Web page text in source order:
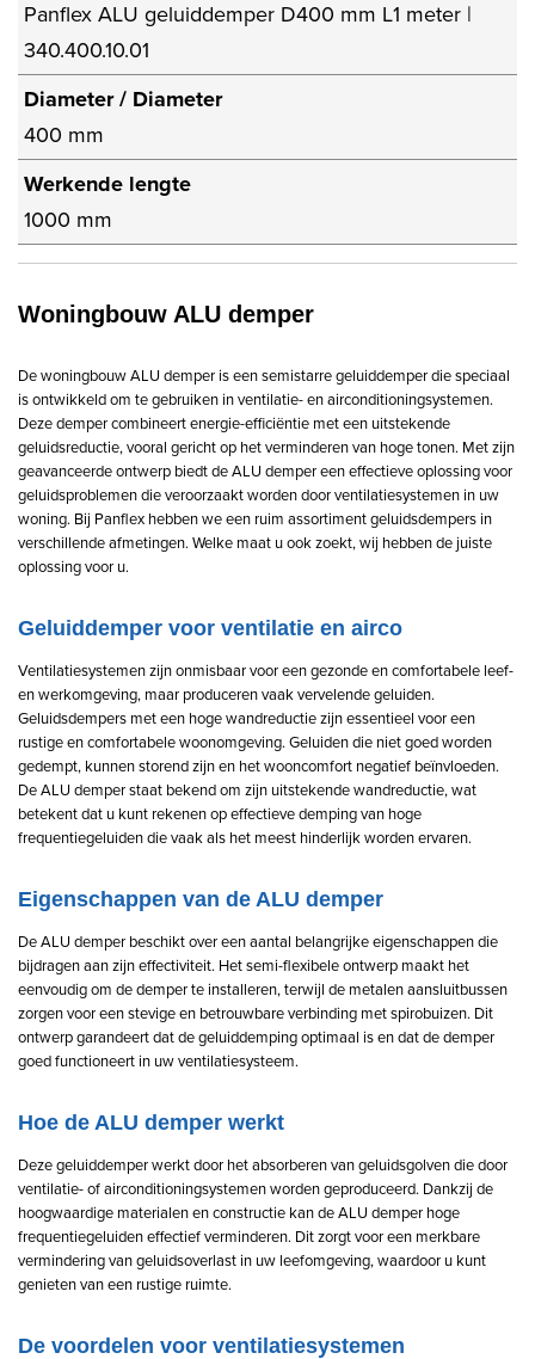
Panflex ALU geluiddemper D400 mm L1 meter |
340.400.10.01
Diameter / Diameter
400 mm
Werkende lengte
1000 mm
Woningbouw ALU demper
De woningbouw ALU demper is een semistarre geluiddemper die speciaal
is ontwikkeld om te gebruiken in ventilatie- en airconditioningsystemen.
Deze demper combineert energie-efficiëntie met een uitstekende
geluidsreductie, vooral gericht op het verminderen van hoge tonen. Met zijn
geavanceerde ontwerp biedt de ALU demper een effectieve oplossing voor
geluidsproblemen die veroorzaakt worden door ventilatiesystemen in uw
woning. Bij Panflex hebben we een ruim assortiment geluidsdempers in
verschillende afmetingen. Welke maat u ook zoekt, wij hebben de juiste
oplossing voor u.
Geluiddemper voor ventilatie en airco
Ventilatiesystemen zijn onmisbaar voor een gezonde en comfortabele leef-
en werkomgeving, maar produceren vaak vervelende geluiden.
Geluidsdempers met een hoge wandreductie zijn essentieel voor een
rustige en comfortabele woonomgeving. Geluiden die niet goed worden
gedempt, kunnen storend zijn en het wooncomfort negatief beïnvloeden.
De ALU demper staat bekend om zijn uitstekende wandreductie, wat
betekent dat u kunt rekenen op effectieve demping van hoge
frequentiegeluiden die vaak als het meest hinderlijk worden ervaren.
Eigenschappen van de ALU demper
De ALU demper beschikt over een aantal belangrijke eigenschappen die
bijdragen aan zijn effectiviteit. Het semi-flexibele ontwerp maakt het
eenvoudig om de demper te installeren, terwijl de metalen aansluitbussen
zorgen voor een stevige en betrouwbare verbinding met spirobuizen. Dit
ontwerp garandeert dat de geluiddemping optimaal is en dat de demper
goed functioneert in uw ventilatiesysteem.
Hoe de ALU demper werkt
Deze geluiddemper werkt door het absorberen van geluidsgolven die door
ventilatie- of airconditioningsystemen worden geproduceerd. Dankzij de
hoogwaardige materialen en constructie kan de ALU demper hoge
frequentiegeluiden effectief verminderen. Dit zorgt voor een merkbare
vermindering van geluidsoverlast in uw leefomgeving, waardoor u kunt
genieten van een rustige ruimte.
De voordelen voor ventilatiesystemen